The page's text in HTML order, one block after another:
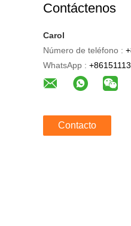
Contáctenos
Carol
Número de teléfono :
WhatsApp :
Contacto